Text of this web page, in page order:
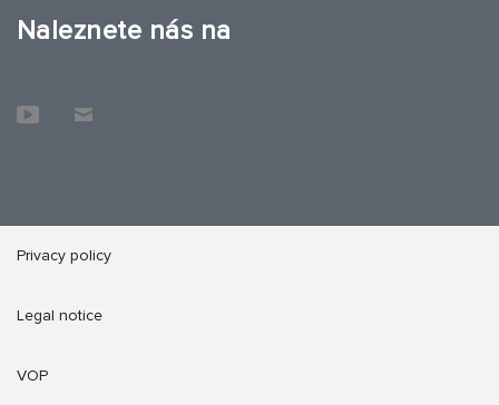
Naleznete nás na
Privacy policy
Legal notice
VOP